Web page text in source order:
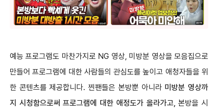
예능 프로그램도 마찬가지로 NG 영상, 미방분 영상을 모음집으로
만들어 프로그램에 대한 사람들의 관심도를 높이고 애청자들을 위
한 콘텐츠를 제공합니다. 찐팬들은 본방뿐 아니라 미방분 영상까
지 시청함으로써 프로그램에 대한 애정도가 올라가고, 본방을 시